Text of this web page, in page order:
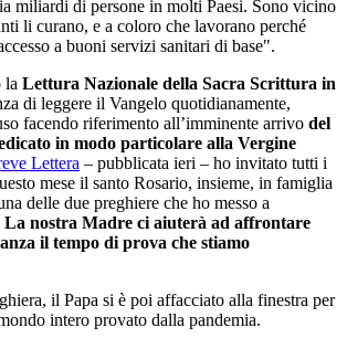
miliardi di persone in molti Paesi. Sono vicino
li curano, e a coloro che lavorano perché
a buoni servizi sanitari di base".
la Lettura Nazionale della Sacra Scrittura in
di leggere il Vangelo quotidianamente,
facendo riferimento all’imminente arrivo del
in modo particolare alla Vergine
Lettera – pubblicata ieri – ho invitato tutti i
mese il santo Rosario, insieme, in famiglia
delle due preghiere che ho messo a
La nostra Madre ci aiuterà ad affrontare
il tempo di prova che stiamo
il Papa si è poi affacciato alla finestra per
intero provato dalla pandemia.